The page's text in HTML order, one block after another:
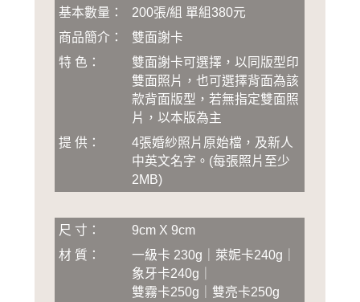
基本數量：
200張/組 單組380元
商品簡介：
雙面謝卡
特 色：
雙面謝卡可選擇，以同版型印
雙面照片，也可選擇背面為該
款背面版型，若無指定雙面照
片，以本版為主
提 供：
4張婚紗照片原始檔，及新人
中英文名字 。 (每張照片至少
2MB)
尺 寸：
9cm X 9cm
材 質：
一級卡 230g｜萊妮卡240g｜
象牙卡240g｜
雙霧卡250g｜雙亮卡250g